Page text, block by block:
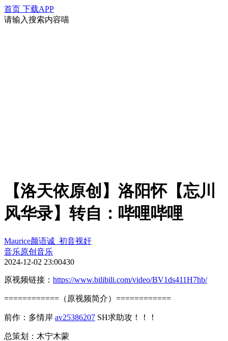
首页 下载APP
请输入搜索内容喵
【洛天依原创】洛阳怀【忘川
风华录】转自：哔哩哔哩
Maurice颜语诚_初音视奸
音乐原创音乐
2024-12-02 23:00430
原视频链接： https://www.bilibili.com/video/BV1ds411H7hb/
============（原视频简介）============
前作：多情岸 av25386207 SH求助攻！！！
总策划：木宁木蒙